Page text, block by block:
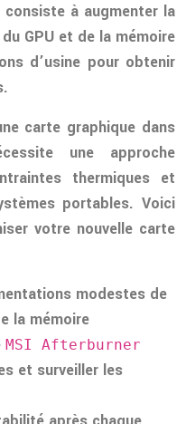
consiste à augmenter la
GPU et de la mémoire
d’usine pour obtenir
carte graphique dans
une approche
thermiques et
portables. Voici
votre nouvelle carte
modestes de
la mémoire
MSI Afterburner
et surveiller les